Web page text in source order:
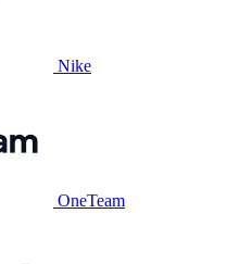
Nike
OneTeam